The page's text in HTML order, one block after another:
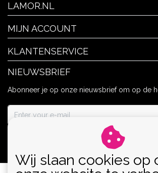
LAMOR.NL
MIJN ACCOUNT
KLANTENSERVICE
NIEUWSBRIEF
Abonneer je op onze nieuwsbrief om op de
Wij slaan cookies op